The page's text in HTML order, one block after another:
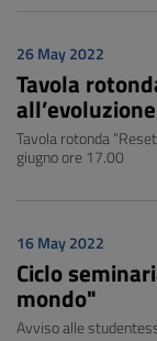
26 May 2022
Tavola
Tavola rotonda
giugno ore 17.00
16 May 2022
Ciclo
mondo"
Avviso alle